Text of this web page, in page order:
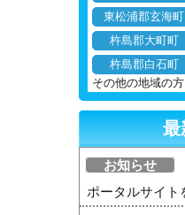
東松浦郡玄海町
杵島郡大町町
杵島郡白石町
その他の地域の
最
お知らせ
ポータルサイト